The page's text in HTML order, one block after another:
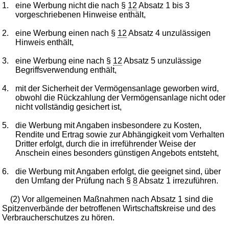
1. eine Werbung nicht die nach § 12 Absatz 1 bis 3
vorgeschriebenen Hinweise enthält,
2. eine Werbung einen nach § 12 Absatz 4 unzulässigen
Hinweis enthält,
3. eine Werbung eine nach § 12 Absatz 5 unzulässige
Begriffsverwendung enthält,
4.
mit der Sicherheit der Vermögensanlage geworben wird,
obwohl die Rückzahlung der Vermögensanlage nicht oder
nicht vollständig gesichert ist,
5.
die Werbung mit Angaben insbesondere zu Kosten,
Rendite und Ertrag sowie zur Abhängigkeit vom Verhalten
Dritter erfolgt, durch die in irreführender Weise der
Anschein eines besonders günstigen Angebots entsteht,
6.
die Werbung mit Angaben erfolgt, die geeignet sind, über
den Umfang der Prüfung nach §8Absatz 1 irrezuführen.
(2) Vor allgemeinen Maßnahmen nach Absatz 1 sind die
Spitzenverbände der betroffenen Wirtschaftskreise und des
Verbraucherschutzes zu hören.